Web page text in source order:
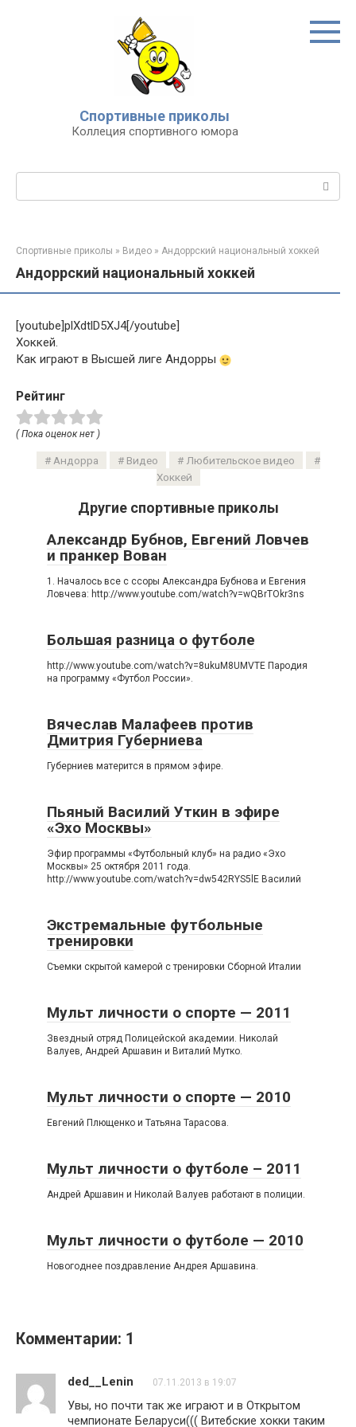
Спортивные приколы
Коллеция спортивного юмора
Спортивные приколы » Видео » Андоррский национальный хоккей
Андоррский национальный хоккей
[youtube]plXdtlD5XJ4[/youtube]
Хоккей.
Как играют в Высшей лиге Андорры
Рейтинг
( Пока оценок нет )
Андорра Видео
Любительское видео
Хоккей
Другие спортивные приколы
Александр Бубнов, Евгений Ловчев
и пранкер Вован
1. Началось все с ссоры Александра Бубнова и Евгения
Ловчева: http://www.youtube.com/watch?v=wQBrTOkr3ns
Большая разница о футболе
http://www.youtube.com/watch?v=8ukuM8UMVTE Пародия
на программу «Футбол России».
Вячеслав Малафеев против
Дмитрия Губерниева
Губерниев матерится в прямом эфире.
Пьяный Василий Уткин в эфире
«Эхо Москвы»
Эфир программы «Футбольный клуб» на радио «Эхо
Москвы» 25 октября 2011 года.
http://www.youtube.com/watch?v=dw542RYS5lE Василий
Экстремальные футбольные
тренировки
Съемки скрытой камерой с тренировки Сборной Италии
Мульт личности о спорте — 2011
Звездный отряд Полицейской академии. Николай
Валуев, Андрей Аршавин и Виталий Мутко.
Мульт личности о спорте — 2010
Евгений Плющенко и Татьяна Тарасова.
Мульт личности о футболе – 2011
Андрей Аршавин и Николай Валуев работают в полиции.
Мульт личности о футболе — 2010
Новогоднее поздравление Андрея Аршавина.
Комментарии: 1
ded__Lenin 07.11.2013 в 19:07
Увы, но почти так же играют и в Открытом
чемпионате Беларуси((( Витебские хокки таким